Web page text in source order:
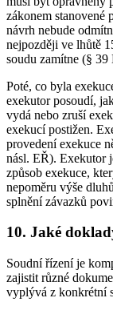
zákonem stanovené
návrh nebude
nejpozději ve lhůtě
soudu zamítne (§ 39
Poté, co byla
exekutor posoudí,
vydá nebo zruší
exekucí postižen.
provedení exekuce
násl. EŘ). Exekutor
způsob exekuce,
nepoměru výše
splnění závazků
10. Jaké
Soudní řízení je
zajistit různé
vyplývá z konkrétní